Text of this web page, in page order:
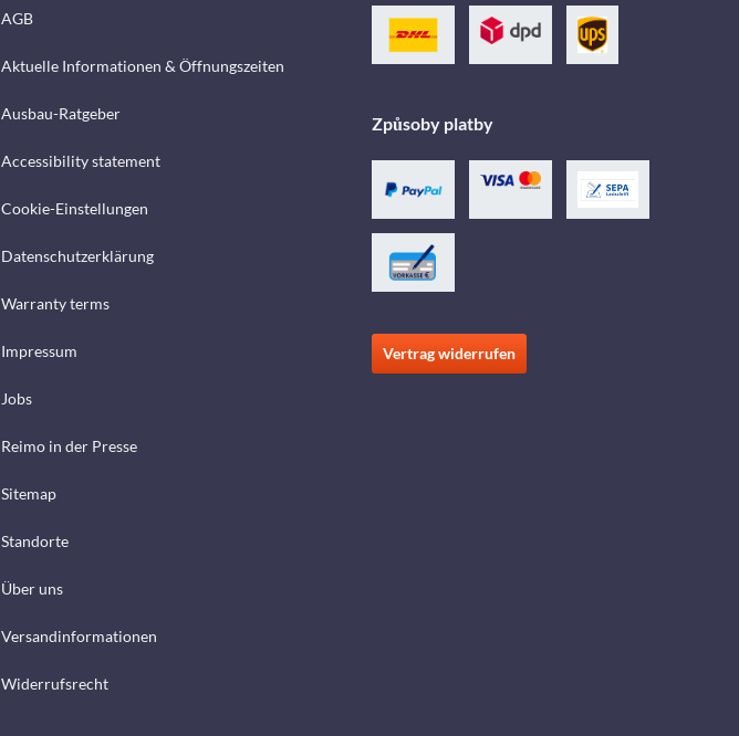
AGB
Aktuelle Informationen & Öffnungszeiten
Ausbau-Ratgeber
Accessibility statement
Cookie-Einstellungen
Datenschutzerklärung
Warranty terms
Impressum
Jobs
Reimo in der Presse
Sitemap
Standorte
Über uns
Versandinformationen
Widerrufsrecht
Způsoby platby
Vertrag widerrufen